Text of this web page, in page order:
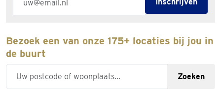
Bezoek een van onze 175+ locaties bij jou in
de buurt
Zoeken